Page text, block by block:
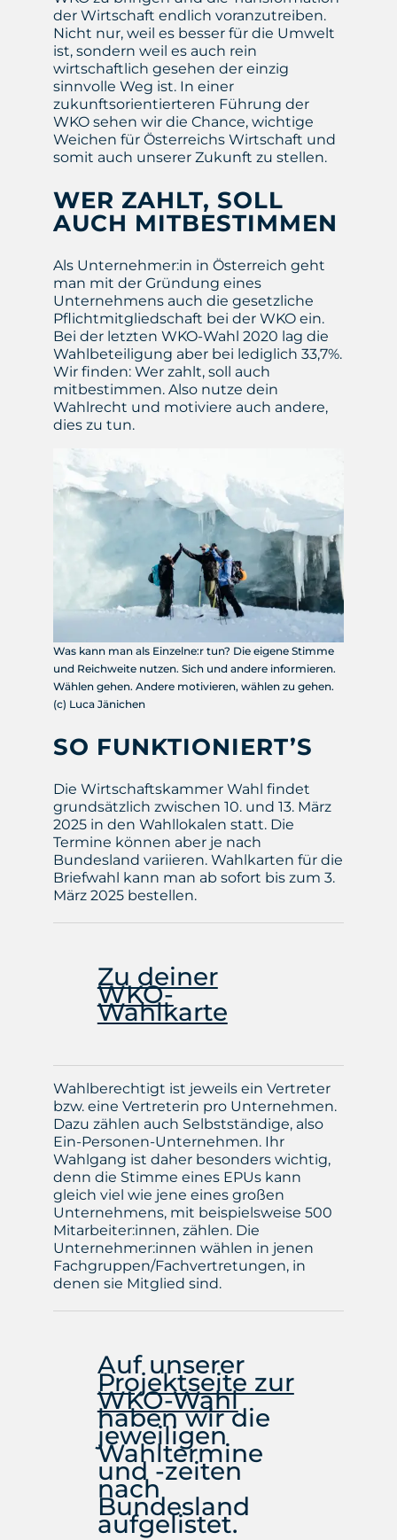
der Wirtschaft endlich voranzutreiben.
Nicht nur, weil es besser für die Umwelt
ist, sondern weil es auch rein
wirtschaftlich gesehen der einzig
sinnvolle Weg ist. In einer
zukunftsorientierteren Führung der
WKO sehen wir die Chance, wichtige
Weichen für Österreichs Wirtschaft und
somit auch unserer Zukunft zu stellen.
WER ZAHLT, SOLL
AUCH MITBESTIMMEN
Als Unternehmer:in in Österreich geht
man mit der Gründung eines
Unternehmens auch die gesetzliche
Pflichtmitgliedschaft bei der WKO ein.
Bei der letzten WKO-Wahl 2020 lag die
Wahlbeteiligung aber bei lediglich 33,7%.
Wir finden: Wer zahlt, soll auch
mitbestimmen. Also nutze dein
Wahlrecht und motiviere auch andere,
dies zu tun.
Was kann man als Einzelne:r tun? Die eigene Stimme
und Reichweite nutzen. Sich und andere informieren.
Wählen gehen. Andere motivieren, wählen zu gehen.
(c) Luca Jänichen
SO FUNKTIONIERT’S
Die Wirtschaftskammer Wahl findet
grundsätzlich zwischen 10. und 13. März
2025 in den Wahllokalen statt. Die
Termine können aber je nach
Bundesland variieren. Wahlkarten für die
Briefwahl kann man ab sofort bis zum 3.
März 2025 bestellen.
Zu deiner
WKO-
Wahlkarte
Wahlberechtigt ist jeweils ein Vertreter
bzw. eine Vertreterin pro Unternehmen.
Dazu zählen auch Selbstständige, also
Ein-Personen-Unternehmen. Ihr
Wahlgang ist daher besonders wichtig,
denn die Stimme eines EPUs kann
gleich viel wie jene eines großen
Unternehmens, mit beispielsweise 500
Mitarbeiter:innen, zählen. Die
Unternehmer:innen wählen in jenen
Fachgruppen/Fachvertretungen, in
denen sie Mitglied sind.
Auf unserer
Projektseite zur
WKO-Wahl
haben wir die
jeweiligen
Wahltermine
und -zeiten
nach
Bundesland
aufgelistet.